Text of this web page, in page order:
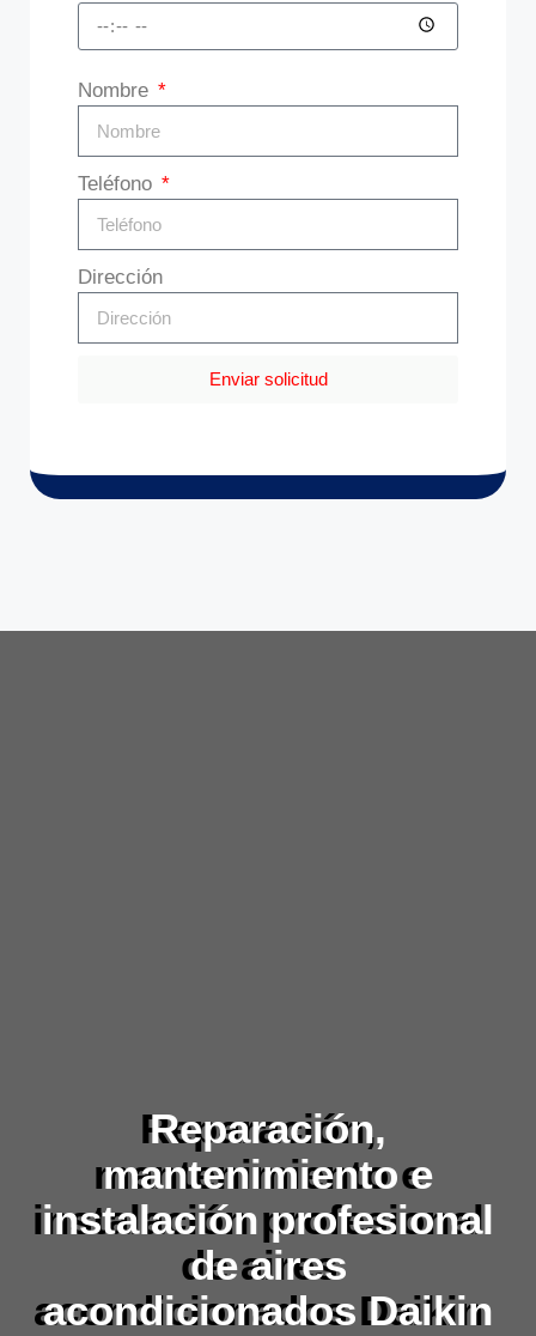
Nombre
Teléfono
Dirección
Enviar solicitud
Reparación,
mantenimiento e
instalación profesional
de aires
acondicionados Daikin